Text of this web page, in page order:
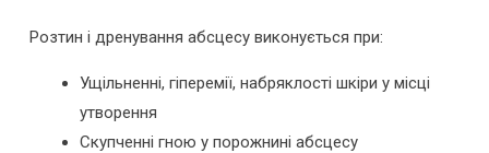
Розтин і дренування абсцесу виконується при:
Ущільненні, гіперемії, набряклості шкіри у місці
утворення
Скупченні гною у порожнині абсцесу